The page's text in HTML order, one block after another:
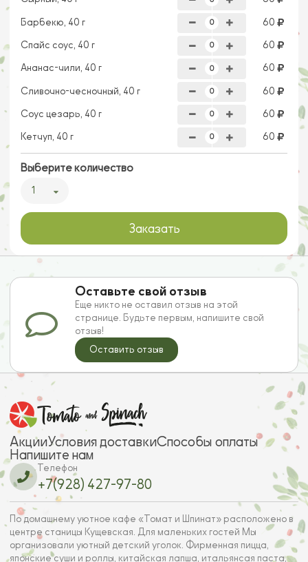
Барбекю, 40 г 60
Спайс соус, 40 г 60
Ананас-чили, 40 г 60
Сливочно-чесночный, 40 г 60
Соус цезарь, 40 г 60
Кетчуп, 40 г 60
Выберите количество
1
Заказать
Оставьте свой отзыв
Еще никто не оставил отзыв на этой
странице. Будьте первым, напишите свой
отзыв!
Оставить отзыв
АкцииУсловия доставкиСпособы оплаты
Напишите нам
Телефон
+7(928) 427-97-80
По домашнему уютное кафе «Томат и Шпинат» расположено в
центре станицы Кущевская. Для маленьких гостей Мы
организовали уютный детский уголок. Фирменная пицца,
японские суши и роллы, китайская лапша, итальянсая паста,